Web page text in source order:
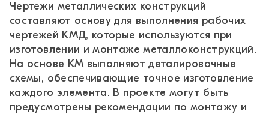
Чертежи металлических конструкций
составляют основу для выполнения рабочих
чертежей КМД, которые используются при
изготовлении и монтаже металлоконструкций.
На основе КМ выполняют деталировочные
схемы, обеспечивающие точное изготовление
каждого элемента. В проекте могут быть
предусмотрены рекомендации по монтажу и